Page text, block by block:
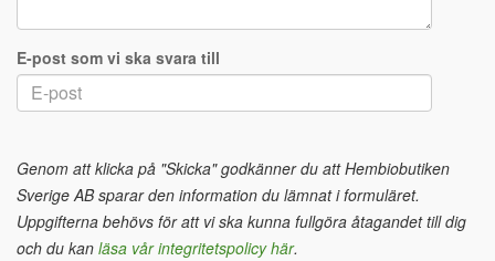
E-post som vi ska svara till
Genom att klicka på "Skicka" godkänner du att Hembiobutiken
Sverige AB sparar den information du lämnat i formuläret.
Uppgifterna behövs för att vi ska kunna fullgöra åtagandet till dig
och du kan läsa vår integritetspolicy här.